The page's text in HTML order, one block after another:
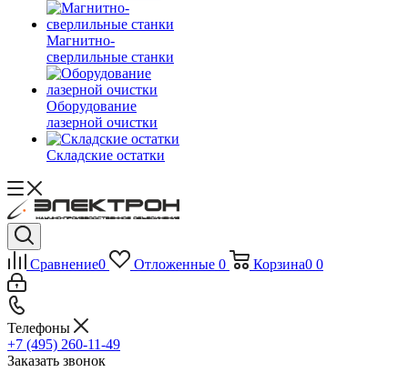
Магнитно-
сверлильные станки
Оборудование
лазерной очистки
Складские остатки
Сравнение0 Отложенные 0 Корзина0 0
Телефоны
+7 (495) 260-11-49
Заказать звонок